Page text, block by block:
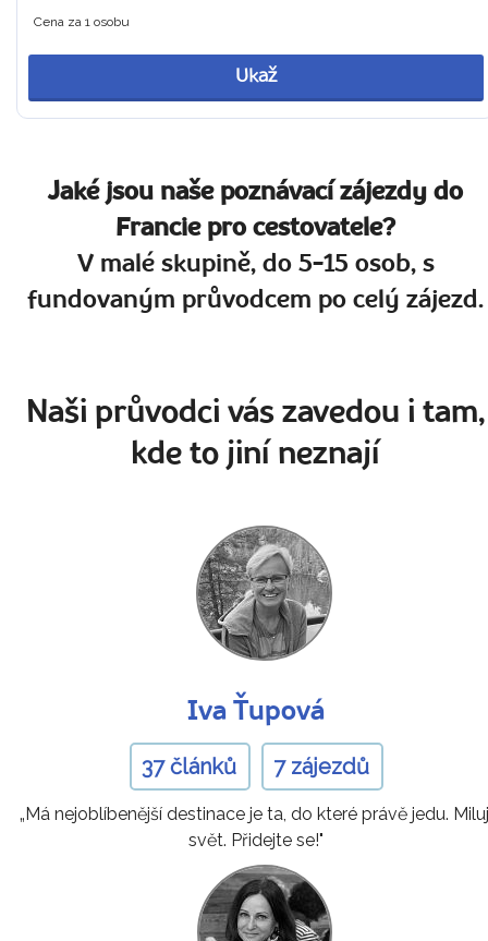
Cena za 1 osobu
Ukaž
Jaké jsou naše poznávací zájezdy do
Francie pro cestovatele?
V malé skupině, do 5-15 osob, s
fundovaným průvodcem po celý zájezd.
Naši průvodci vás zavedou i tam,
kde to jiní neznají
Iva Ťupová
37 článků 7 zájezdů
„Má nejoblíbenější destinace je ta, do které právě jedu.
svět. Přidejte se!"